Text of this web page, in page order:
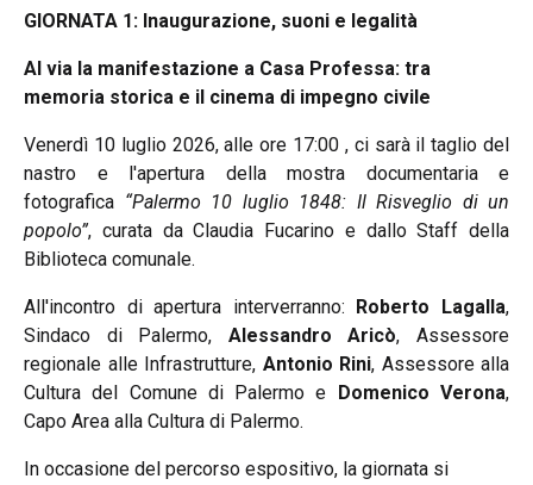
GIORNATA 1: Inaugurazione, suoni e legalità
Al via la manifestazione a Casa Professa: tra
memoria storica e il cinema di impegno civile
Venerdì 10 luglio 2026, alle ore 17:00 , ci sarà il taglio del
nastro e l'apertura della mostra documentaria e
fotografica “Palermo 10 luglio 1848: Il Risveglio di un
popolo”, curata da Claudia Fucarino e dallo Staff della
Biblioteca comunale.
All'incontro di apertura interverranno: Roberto Lagalla,
Sindaco di Palermo, Alessandro Aricò, Assessore
regionale alle Infrastrutture, Antonio Rini, Assessore alla
Cultura del Comune di Palermo e Domenico Verona,
Capo Area alla Cultura di Palermo.
In occasione del percorso espositivo, la giornata si